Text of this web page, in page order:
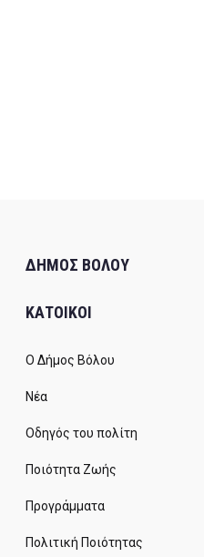
ΔΗΜΟΣ ΒΟΛΟΥ
ΚΑΤΟΙΚΟΙ
Ο Δήμος Βόλου
Νέα
Οδηγός του πολίτη
Ποιότητα Ζωής
Προγράμματα
Πολιτική Ποιότητας